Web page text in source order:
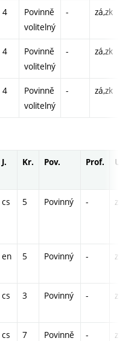
4
Povinně
volitelný
- zá,zk
4
Povinně
volitelný
- zá,zk
4
Povinně
volitelný
- zá,zk
J. Kr. Pov. Prof. Uk.
cs 5 Povinný - zá,zk
en 5 Povinný - zá,zk
cs 3 Povinný - zá
cs 7
Povinně
- zá,zk